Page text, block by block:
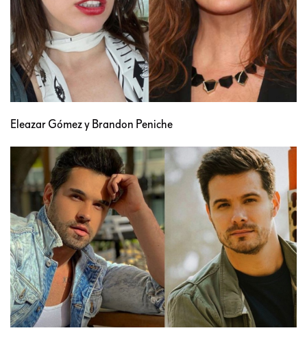
Eleazar Gómez y Brandon Peniche